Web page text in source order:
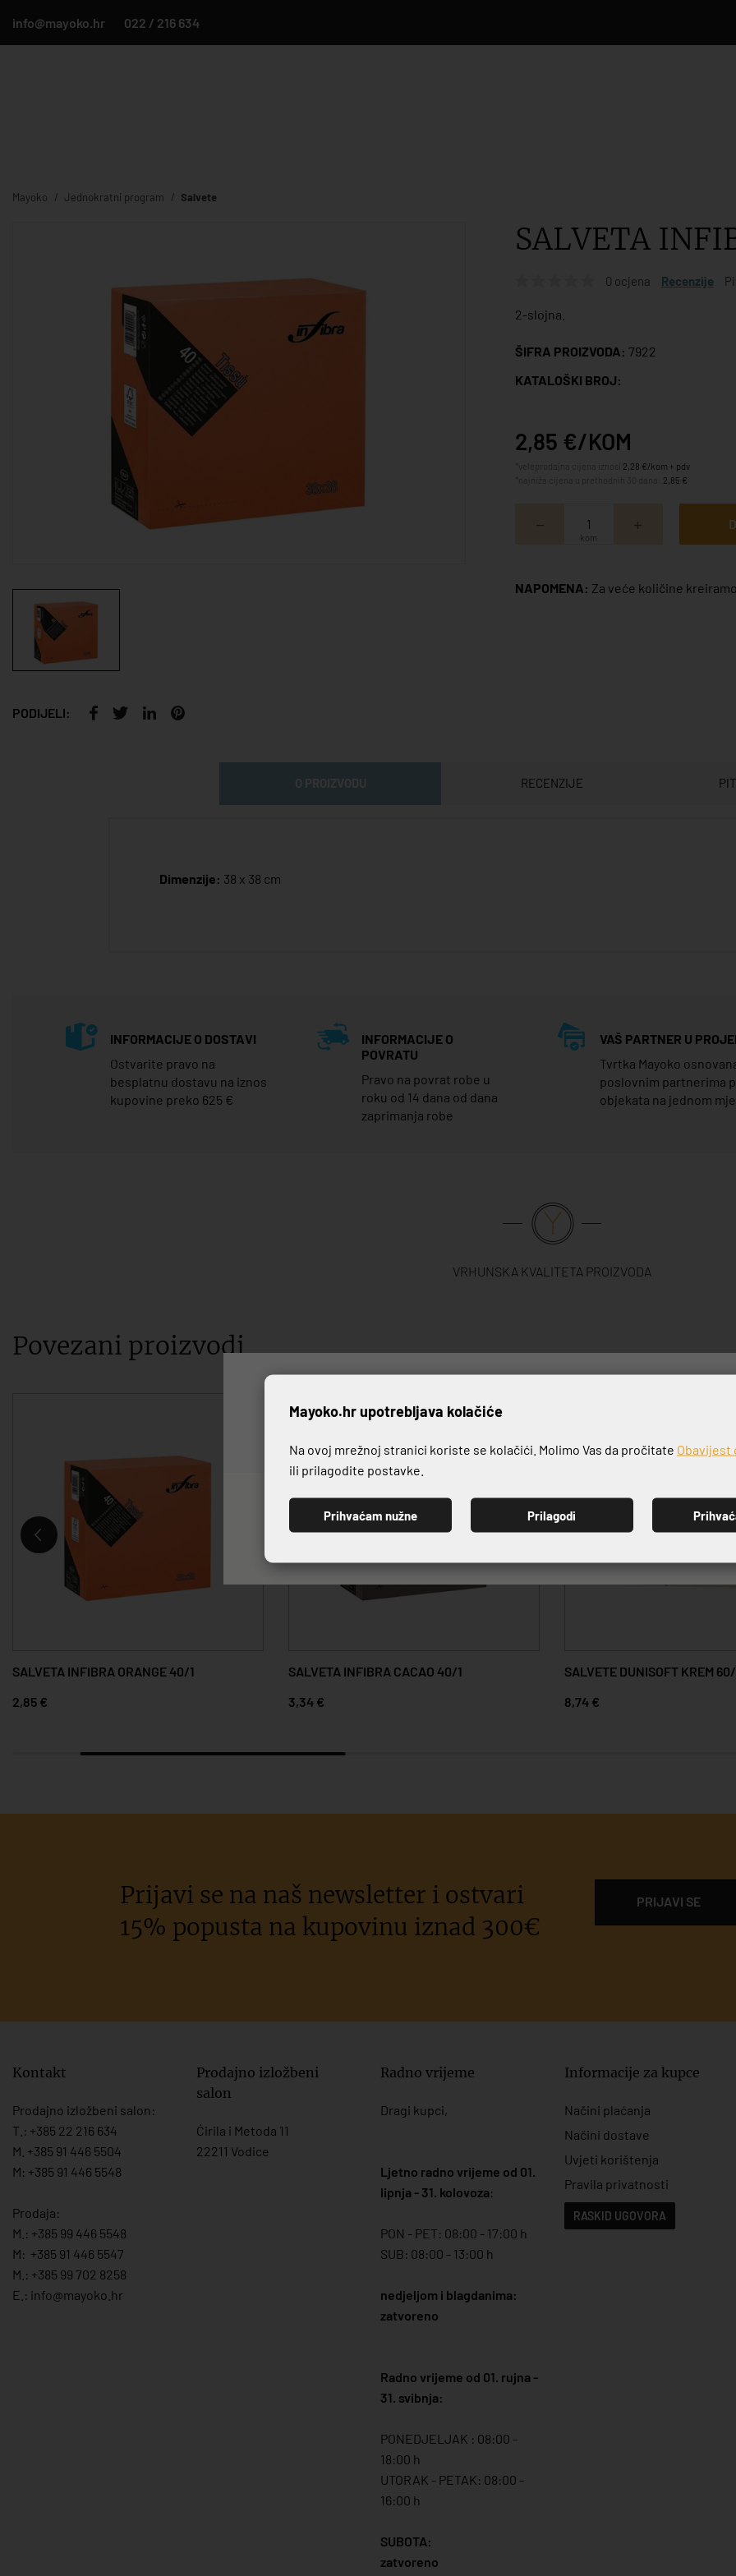
info@mayoko.hr 022 / 216 634
Mayoko Jednokratni program Salvete
PODIJELI:
SALVETA
0 ocjena Recenzije
2-slojna.
ŠIFRA PROIZVODA: 7922
KATALOŠKI BROJ:
2,85 €/KOM
2,28 €/kom + pdv
2,85 €
kom
NAPOMENA: Za veće količine
RECENZIJE
Dimenzije: 38 x 38 cm
INFORMACIJE O DOSTAVI
Ostvarite pravo na
besplatnu dostavu na iznos
kupovine preko 625 €
INFORMACIJE O
POVRATU
Pravo na povrat robe u
roku od 14 dana od dana
zaprimanja robe
VAŠ PARTNER U
Tvrtka Mayoko
poslovnim partnerima
objekata na jednom
VRHUNSKA KVALITETA PROIZVODA
Povezani proizvodi
SALVETA INFIBRA ORANGE 40/1
2,85 €
SALVETA INFIBRA CACAO 40/1
3,34 €
SALVETE DUNISOFT KREM
8,74 €
Prijavi se na naš newsletter i ostvari
15% popusta na kupovinu iznad 300€
PRIJAVI SE
Kontakt
Prodajno izložbeni salon:
T.: +385 22 216 634
M. +385 91 446 5504
M: +385 91 446 5548
Prodaja:
M.: +385 99 446 5548
M: +385 91 446 5547
M.: +385 99 702 8258
E.: info@mayoko. hr
Prodajno izložbeni
salon
Ćirila i Metoda 11
22211 Vodice
Radno vrijeme
Dragi kupci,
Ljetno radno vrijeme od 01.
lipnja - 31. kolovoza:
PON - PET: 08:00 - 17:00 h
SUB: 08:00 - 13:00 h
nedjeljom i blagdanima:
zatvoreno
Radno vrijeme od 01. rujna -
31. svibnja:
PONEDJELJAK : 08:00 -
18:00 h
UTORAK - PETAK: 08:00 -
16:00 h
SUBOTA:
zatvoreno
Informacije za kupce
Načini plaćanja
Načini dostave
Uvjeti korištenja
Pravila privatnosti
RASKID UGOVORA
Prijavite se na naš
PRIJAVI SE
Mayoko.hr upotrebljava kolačiće
Na ovoj mrežnoj stranici koriste se kolačići. Molimo Vas da pročitate Obavijest
ili prilagodite postavke.
Prihvaćam nužne Prilagodi